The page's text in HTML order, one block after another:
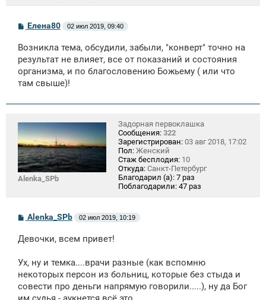
С
о
б
щ
н
и
Елена80 02 июл 2019, 09:40
Возникла тема, обсудили, забыли, "конверт" точно на
результат не влияет, все от показаний и состояния
организма, и по благословению Божьему ( или что
там свыше)!
Alenka_SPb
Задорная первоклашка
Сообщения: 322
Зарегистрирован: 03 авг 2018, 17:02
Пол: Женский
Стаж бесплодия: 10
Откуда: Санкт-Петербург
Благодарил (а): 7 раз
Поблагодарили: 47 раз
С
о
б
н
и
Alenka_SPb 02 июл 2019, 10:19
Девочки, всем привет!
Ух, ну и темка....врачи разные (как вспомню
некоторых персон из больниц, которые без стыда и
совести про деньги напрямую говорили.....), ну да Бог